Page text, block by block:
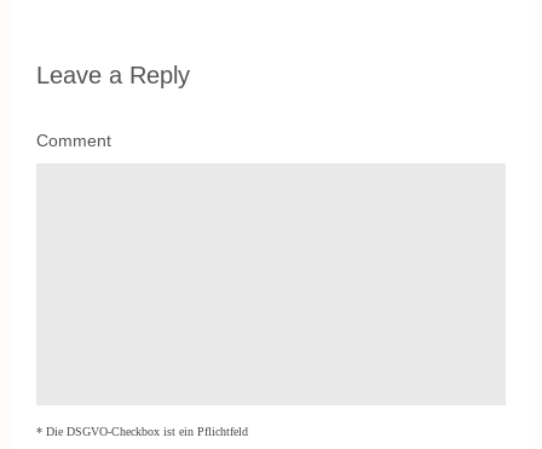
Leave a Reply
Comment
* Die DSGVO-Checkbox ist ein Pflichtfeld